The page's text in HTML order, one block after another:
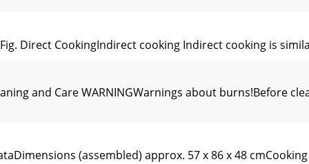
Direct CookingIndirect cooking Indirect cooking is
and Care WARNINGWarnings about burns!Before
(assembled) approx. 57 x 86 x 48